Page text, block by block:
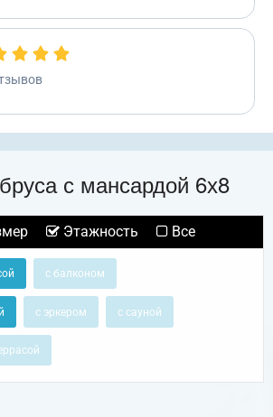
с мансардой 6х8
Этажность Все
с балконом
с эркером с сауной